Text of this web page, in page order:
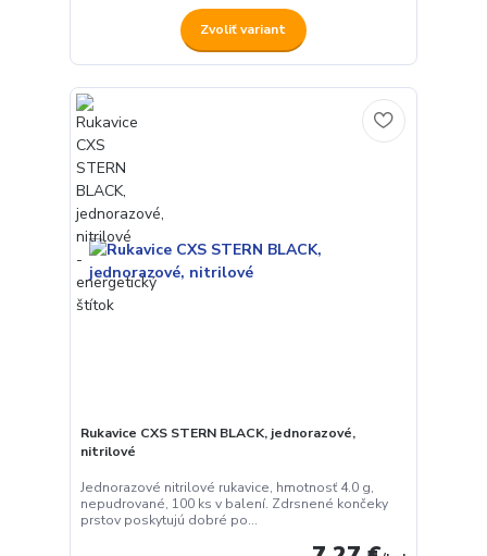
Zvoliť variant
Rukavice CXS STERN BLACK, jednorazové,
nitrilové
Jednorazové nitrilové rukavice, hmotnosť 4.0 g,
nepudrované, 100 ks v balení. Zdrsnené končeky
prstov poskytujú dobré po...